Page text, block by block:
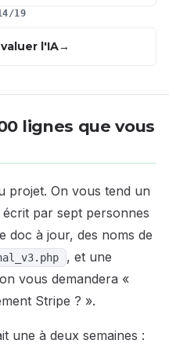
19
l'IA
lignes que vous
projet. On vous tend un
par sept personnes
doc à jour, des noms de
, et une
vous demandera «
Stripe ? ».
une à deux semaines :